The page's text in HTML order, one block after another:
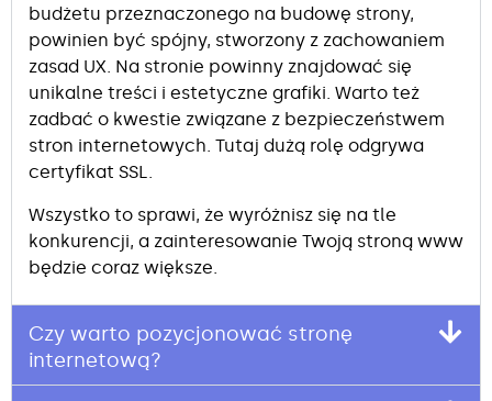
budżetu przeznaczonego na budowę strony,
powinien być spójny, stworzony z zachowaniem
zasad UX. Na stronie powinny znajdować się
unikalne treści i estetyczne grafiki. Warto też
zadbać o kwestie związane z bezpieczeństwem
stron internetowych. Tutaj dużą rolę odgrywa
certyfikat SSL.
Wszystko to sprawi, że wyróżnisz się na tle
konkurencji, a zainteresowanie Twoją stroną www
będzie coraz większe.
Czy warto pozycjonować stronę
internetową?